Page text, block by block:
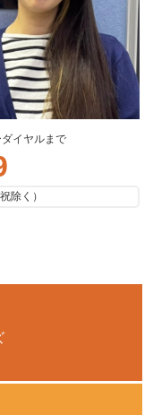
イヤルまで
除く）